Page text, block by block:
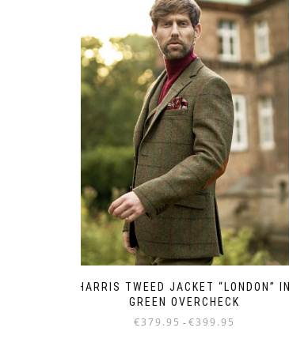
HARRIS TWEED JACKET “LONDON” IN
GREEN OVERCHECK
€379.95 - €399.95